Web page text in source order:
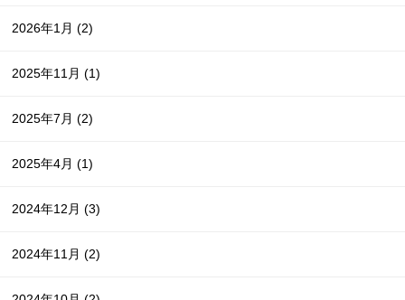
2026年1月(2)
2025年11月(1)
2025年7月(2)
2025年4月(1)
2024年12月(3)
2024年11月(2)